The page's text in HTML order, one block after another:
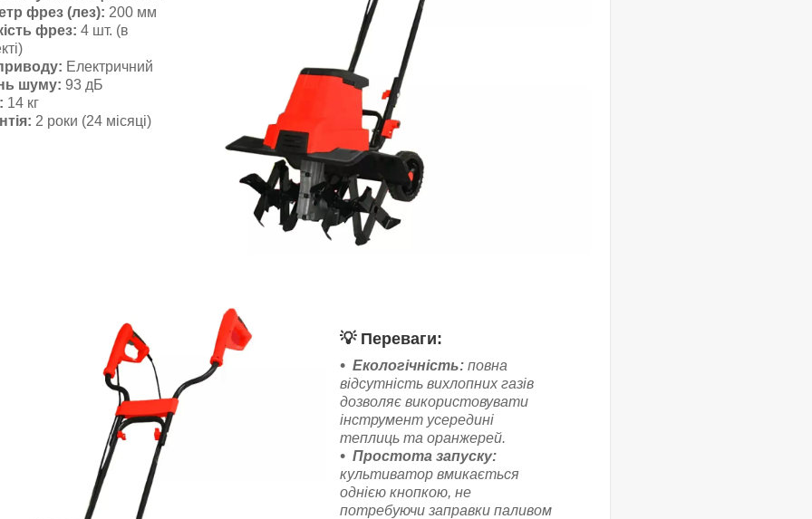
фрез (лез): 200 мм
фрез: 4 шт. (в
Електричний
шуму: 93 дБ
14 кг
2 роки (24 місяці)
💡 Переваги:
Екологічність: повна
відсутність вихлопних газів
дозволяє використовувати
інструмент усередині
теплиць та оранжерей.
Простота запуску:
культиватор вмикається
однією кнопкою, не
потребуючи заправки паливом